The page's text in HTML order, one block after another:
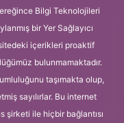
Bilgi Teknolojileri
bir Yer Sağlayıcı
içerikleri proaktif
bulunmamaktadır.
taşımakta olup,
sayılırlar. Bu internet
şirketi ile hiçbir bağlantısı